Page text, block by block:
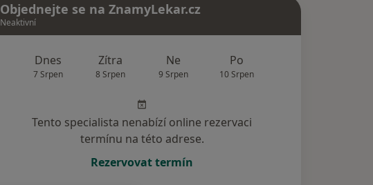
Objednejte se na ZnamyLekar.cz
Neaktivní
Dnes
7 Srpen
Zítra
8 Srpen
Ne
9 Srpen
Po
10 Srpen
Tento specialista nenabízí online rezervaci
termínu na této adrese.
Rezervovat termín